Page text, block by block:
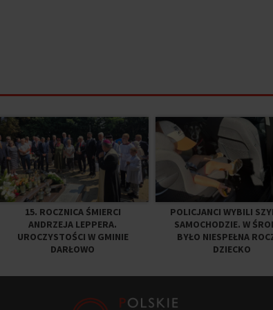
15. ROCZNICA ŚMIERCI
ANDRZEJA LEPPERA.
UROCZYSTOŚCI W GMINIE
DARŁOWO
POLICJANCI WYBILI
SAMOCHODZIE. W
BYŁO NIESPEŁNA
DZIECKO